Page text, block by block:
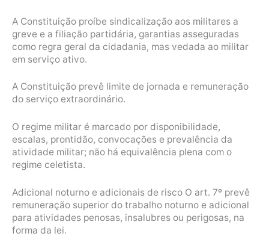
A Constituição proíbe sindicalização aos militares a
greve e a filiação partidária, garantias asseguradas
como regra geral da cidadania, mas vedada ao militar
em serviço ativo.
A Constituição prevê limite de jornada e remuneração
do serviço extraordinário.
O regime militar é marcado por disponibilidade,
escalas, prontidão, convocações e prevalência da
atividade militar; não há equivalência plena com o
regime celetista.
Adicional noturno e adicionais de risco O art. 7º prevê
remuneração superior do trabalho noturno e adicional
para atividades penosas, insalubres ou perigosas, na
forma da lei.